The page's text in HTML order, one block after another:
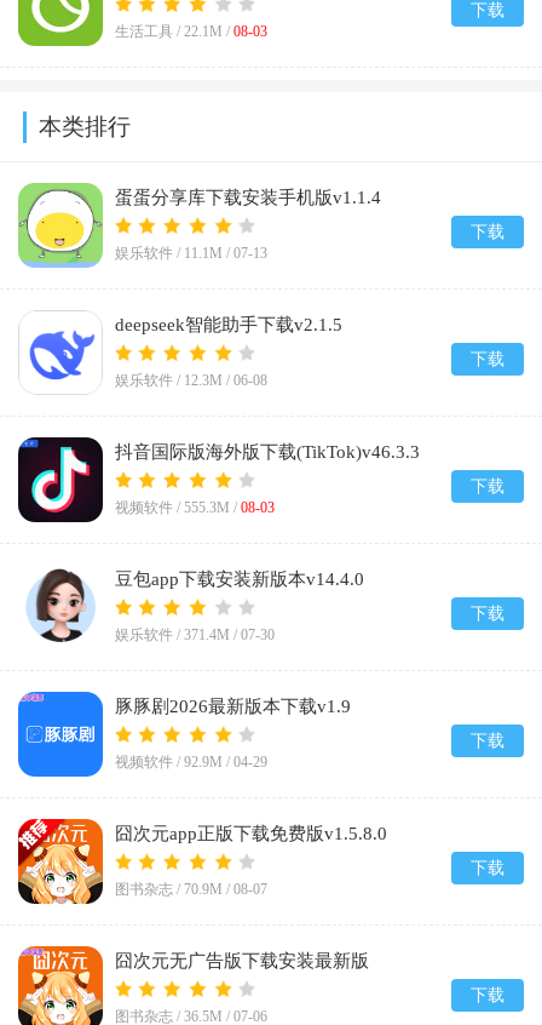
生活工具 / 22.1M / 08-03
下载
本类排行
蛋蛋分享库下载安装手机版v1.1.4
娱乐软件 / 11.1M / 07-13
下载
deepseek智能助手下载v2.1.5
娱乐软件 / 12.3M / 06-08
下载
抖音国际版海外版下载(TikTok)v46.3.3
视频软件 / 555.3M / 08-03
下载
豆包app下载安装新版本v14.4.0
娱乐软件 / 371.4M / 07-30
下载
豚豚剧2026最新版本下载v1.9
视频软件 / 92.9M / 04-29
下载
囧次元app正版下载免费版v1.5.8.0
图书杂志 / 70.9M / 08-07
下载
囧次元无广告版下载安装最新版
2026v1.5.8.0
图书杂志 / 36.5M / 07-06
下载